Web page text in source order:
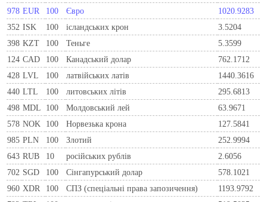
978 EUR 100 Євро
1020.9283
352 ISK 100 ісландських крон
3.5204
398 KZT 100 Теньге
5.3599
124 CAD 100 Канадський долар
762.1712
428 LVL 100 латвійських латів
1440.3616
440 LTL 100 литовських літів
295.6813
498 MDL 100 Молдовський лей
63.9671
578 NOK 100 Норвезька крона
127.5841
985 PLN 100 Злотий
252.9994
643 RUB 10 російських рублів
2.6056
702 SGD 100 Сінгапурський долар
578.1021
960 XDR 100 СПЗ (спеціальні права запозичення)
1193.9792